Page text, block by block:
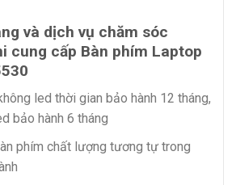
và dịch vụ chăm sóc
cung cấp Bàn phím Laptop
led thời gian bảo hành 12 tháng,
bảo hành 6 tháng
phím chất lượng tương tự trong